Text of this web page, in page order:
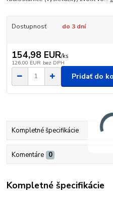
Dostupnosť do 3 dní
154,98 EUR/ks
126,00 EUR bez DPH
Pridať do
Kompletné špecifikácie
Komentáre 0
Kompletné špecifikácie